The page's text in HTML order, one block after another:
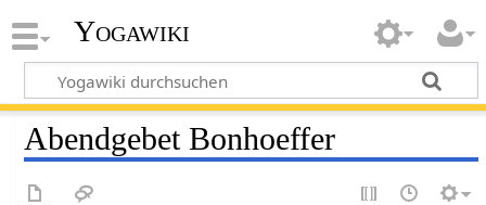
Yogawiki
Abendgebet Bonhoeffer